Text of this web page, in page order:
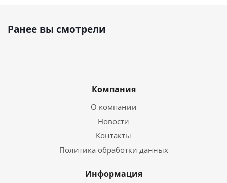
Ранее вы смотрели
Компания
О компании
Новости
Контакты
Политика обработки данных
Информация